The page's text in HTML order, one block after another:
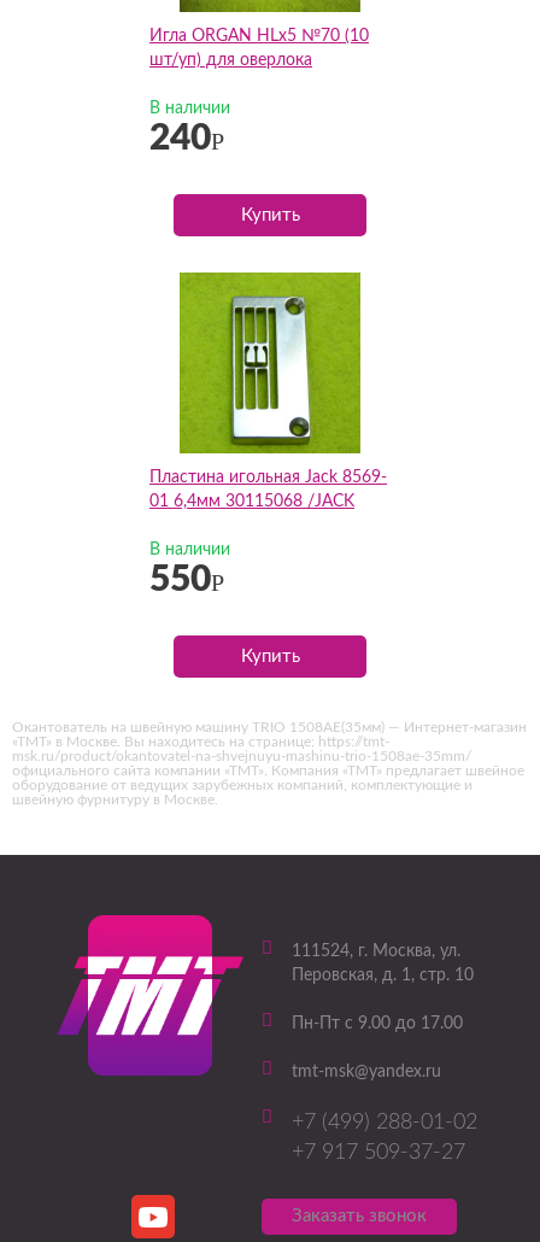
Игла ORGAN HLx5 №70 (10
шт/уп) для оверлока
В наличии
240Р
Купить
Пластина игольная Jack 8569-
01 6,4мм 30115068 /JACK
В наличии
550Р
Купить
Окантователь на швейную машину TRIO 1508AE(35мм) — Интернет-магазин
«ТМТ» в Москве. Вы находитесь на странице: https://tmt-
msk.ru/product/okantovatel-na-shvejnuyu-mashinu-trio-1508ae-35mm/
официального сайта компании «ТМТ». Компания «ТМТ» предлагает швейное
оборудование от ведущих зарубежных компаний, комплектующие и
швейную фурнитуру в Москве.
111524, г. Москва, ул.
Перовская, д. 1, стр. 10
Пн-Пт с 9.00 до 17.00
tmt-msk@yandex.ru
+7 (499) 288-01-02
+7 917 509-37-27
Заказать звонок